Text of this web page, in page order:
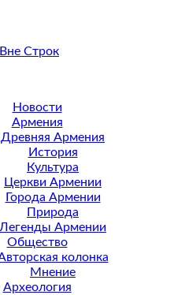
Вне Строк
Новости
Армения
Древняя Армения
История
Культура
Церкви Армении
Города Армении
Природа
Легенды Армении
Общество
колонка
Мнение
Археология